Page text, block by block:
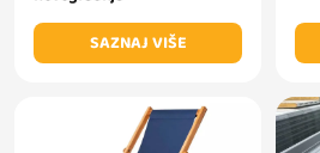
SAZNAJ VIŠE